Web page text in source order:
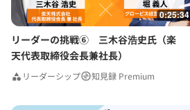
0:25:34
リーダーの挑戦⑥ 三木谷浩史氏（楽
天代表取締役会長兼社長）
リーダーシップ 知見録 Premium